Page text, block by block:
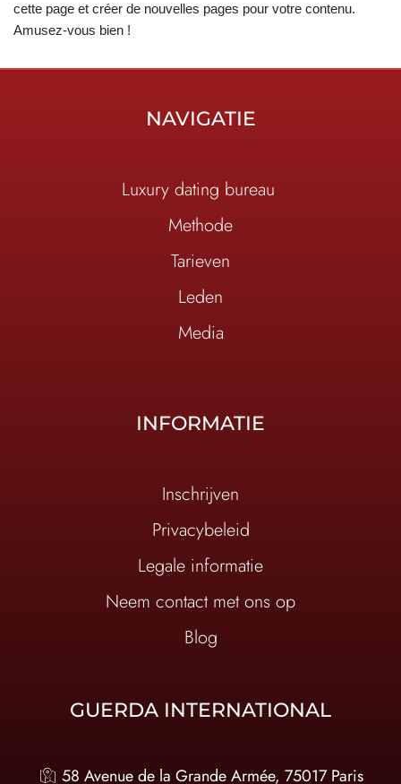
cette page et créer de nouvelles pages pour votre contenu.
Amusez-vous bien !
NAVIGATIE
Luxury dating bureau
Methode
Tarieven
Leden
Media
INFORMATIE
Inschrijven
Privacybeleid
Legale informatie
Neem contact met ons op
Blog
GUERDA INTERNATIONAL
58 Avenue de la Grande Armée, 75017 Paris